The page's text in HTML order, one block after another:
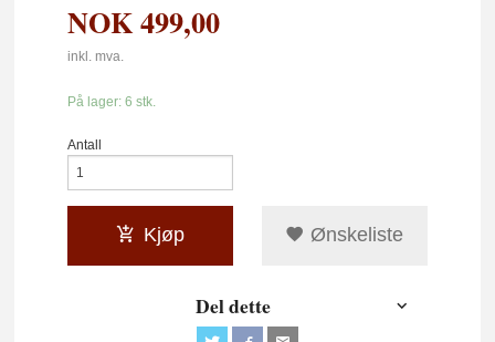
NOK499,00
inkl. mva.
På lager: 6 stk.
Antall
Kjøp Ønskeliste
Del dette